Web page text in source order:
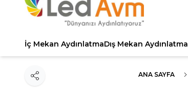
İç Mekan AydınlatmaDış Mekan Aydınlatma
ANA SAYFA
Paylaş